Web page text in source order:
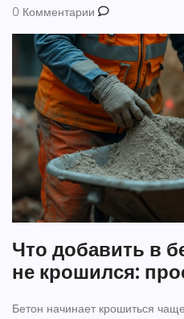
0 Комментарии
Что добавить в
не крошился:
Бетон начинает крошиться